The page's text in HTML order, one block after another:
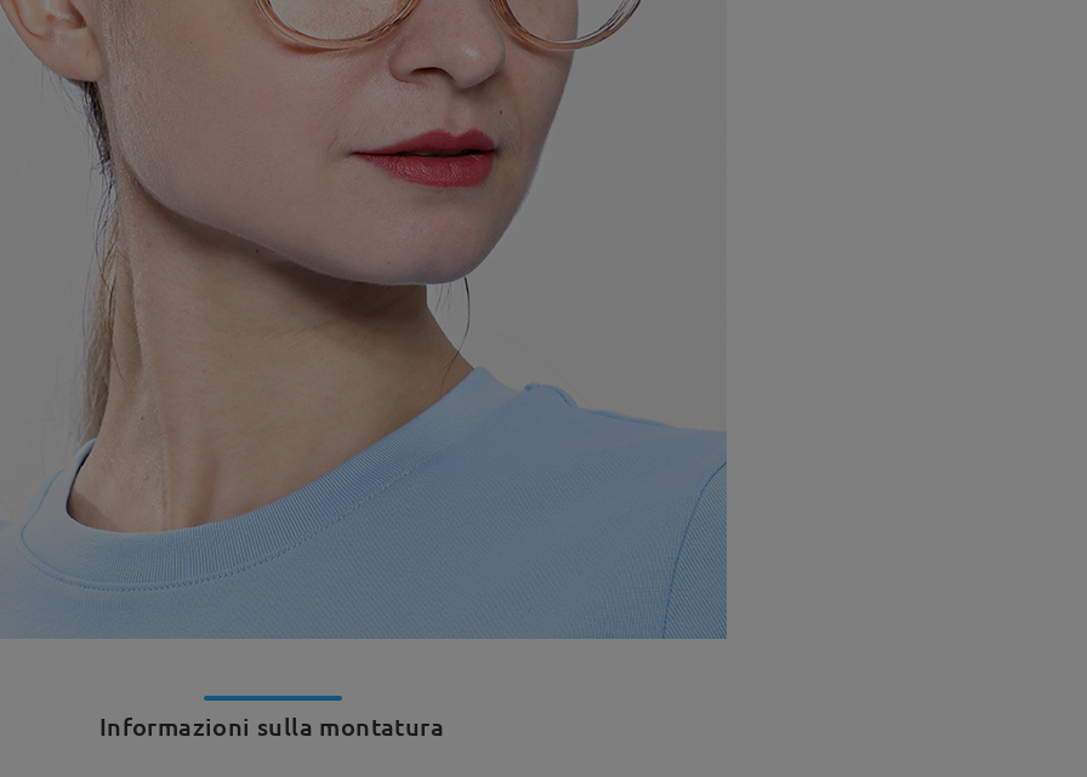
Informazioni sulla montatura